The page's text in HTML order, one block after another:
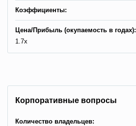
Коэффициенты:
Цена/Прибыль (окупаемость в годах):
1.7x
Корпоративные вопросы
Количество владельцев: